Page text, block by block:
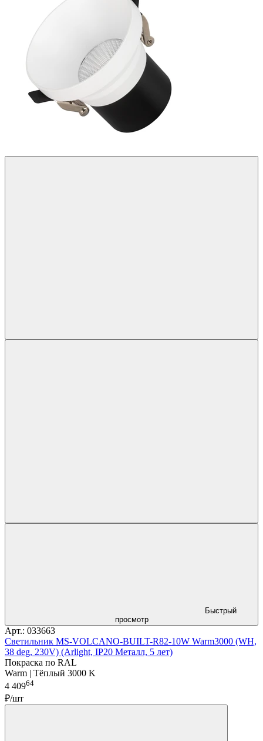
Быстрый
просмотр
Арт.: 033663
Светильник MS-VOLCANO-BUILT-R82-10W Warm3000 (WH,
38 deg, 230V) (Arlight, IP20 Металл, 5 лет)
Покраска по RAL
Warm | Тёплый 3000 K
4 40964
₽/шт